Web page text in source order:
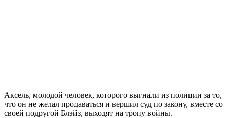
Аксель, молодой человек, которого выгнали из полиции за то,
что он не желал продаваться и вершил суд по закону, вместе со
своей подругой Блэйз, выходят на тропу войны.